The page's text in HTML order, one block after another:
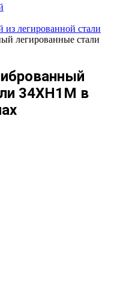
легированной стали
легированные стали
34ХН1М в